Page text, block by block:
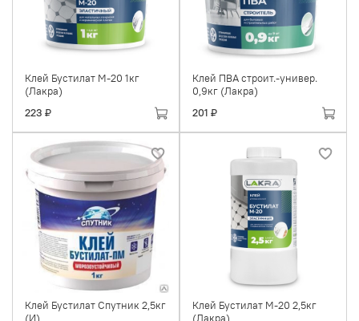
Клей Бустилат М-20 1кг
(Лакра)
223 ₽
Клей ПВА строит.-универ.
0,9кг (Лакра)
201 ₽
Клей Бустилат Спутник 2,5кг
(И)
Клей Бустилат М-20 2,5кг
(Лакра)